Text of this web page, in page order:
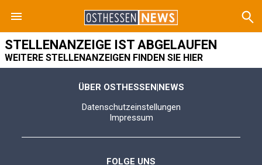
STELLENANZEIGE IST ABGELAUFEN
WEITERE STELLENANZEIGEN FINDEN SIE HIER
ÜBER OSTHESSEN|NEWS
Datenschutzeinstellungen
Impressum
FOLGE UNS